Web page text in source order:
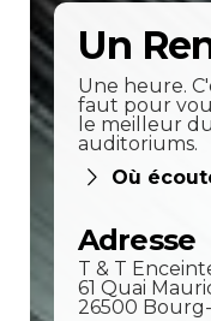
Un
Une heure.
faut pour
le meilleur
auditoriums.
Où
Adresse
T & T
61 Quai
26500